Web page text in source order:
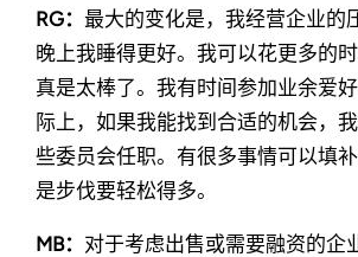
RG： 最大的变化是，我经营企业的
晚上我睡得更好。我可以花更多的
真是太棒了。我有时间参加业余爱
际上，如果我能找到合适的机会，
些委员会任职。有很多事情可以填
是步伐要轻松得多。
MB： 对于考虑出售或需要融资的企